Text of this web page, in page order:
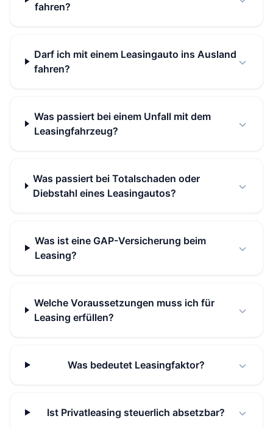
fahren?
Darf ich mit einem Leasingauto ins Ausland
fahren?
Was passiert bei einem Unfall mit dem
Leasingfahrzeug?
Was passiert bei Totalschaden oder
Diebstahl eines Leasingautos?
Was ist eine GAP-Versicherung beim
Leasing?
Welche Voraussetzungen muss ich für
Leasing erfüllen?
Was bedeutet Leasingfaktor?
Ist Privatleasing steuerlich absetzbar?